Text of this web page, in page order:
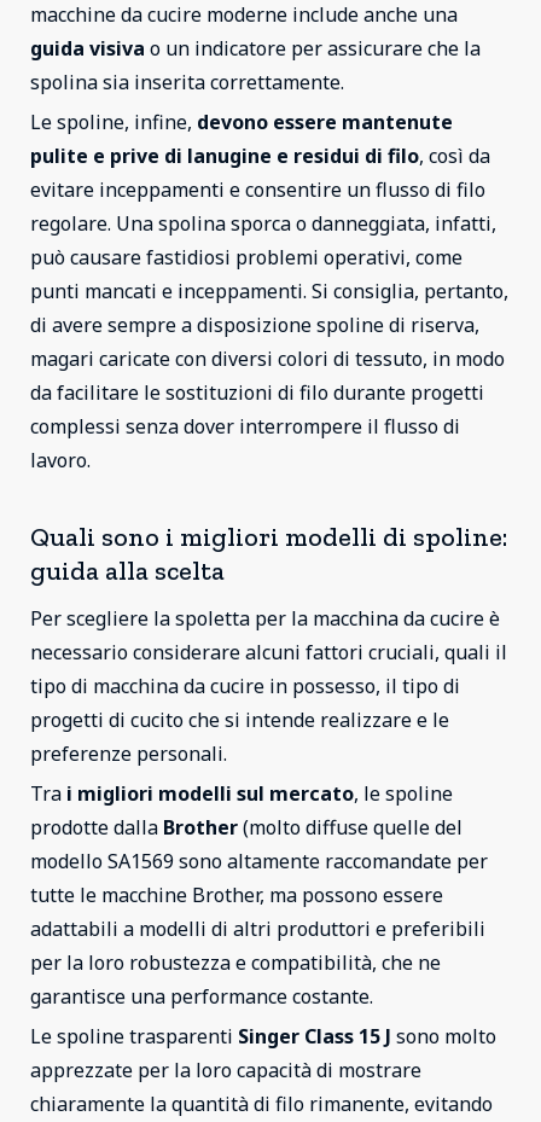
macchine da cucire moderne include anche una
guida visiva o un indicatore per assicurare che la
spolina sia inserita correttamente.
Le spoline, infine, devono essere mantenute
pulite e prive di lanugine e residui di filo, così da
evitare inceppamenti e consentire un flusso di filo
regolare. Una spolina sporca o danneggiata, infatti,
può causare fastidiosi problemi operativi, come
punti mancati e inceppamenti. Si consiglia, pertanto,
di avere sempre a disposizione spoline di riserva,
magari caricate con diversi colori di tessuto, in modo
da facilitare le sostituzioni di filo durante progetti
complessi senza dover interrompere il flusso di
lavoro.
Quali sono i migliori modelli di spoline:
guida alla scelta
Per scegliere la spoletta per la macchina da cucire è
necessario considerare alcuni fattori cruciali, quali il
tipo di macchina da cucire in possesso, il tipo di
progetti di cucito che si intende realizzare e le
preferenze personali.
Tra i migliori modelli sul mercato, le spoline
prodotte dalla Brother(molto diffuse quelle del
modello SA1569 sono altamente raccomandate per
tutte le macchine Brother, ma possono essere
adattabili a modelli di altri produttori e preferibili
per la loro robustezza e compatibilità, che ne
garantisce una performance costante.
Le spoline trasparenti Singer Class 15 J sono molto
apprezzate per la loro capacità di mostrare
chiaramente la quantità di filo rimanente, evitando